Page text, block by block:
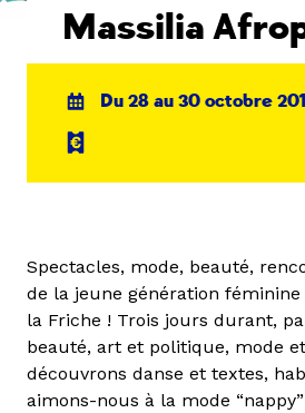
Massilia
Du 28 au 30 octobre
Spectacles, mode, beauté,
de la jeune génération
la Friche ! Trois jours durant,
beauté, art et politique, mode
découvrons danse et textes,
aimons-nous à la mode